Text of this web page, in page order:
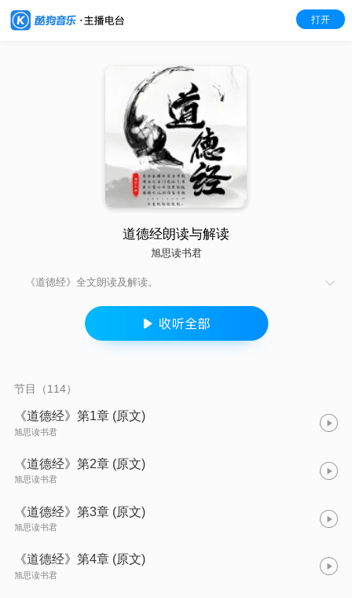
打开
道德经朗读与解读
旭思读书君
《道德经》全文朗读及解读。
节目（114）
《道德经》第1章 (原文)
旭思读书君
《道德经》第2章 (原文)
旭思读书君
《道德经》第3章 (原文)
旭思读书君
《道德经》第4章 (原文)
旭思读书君